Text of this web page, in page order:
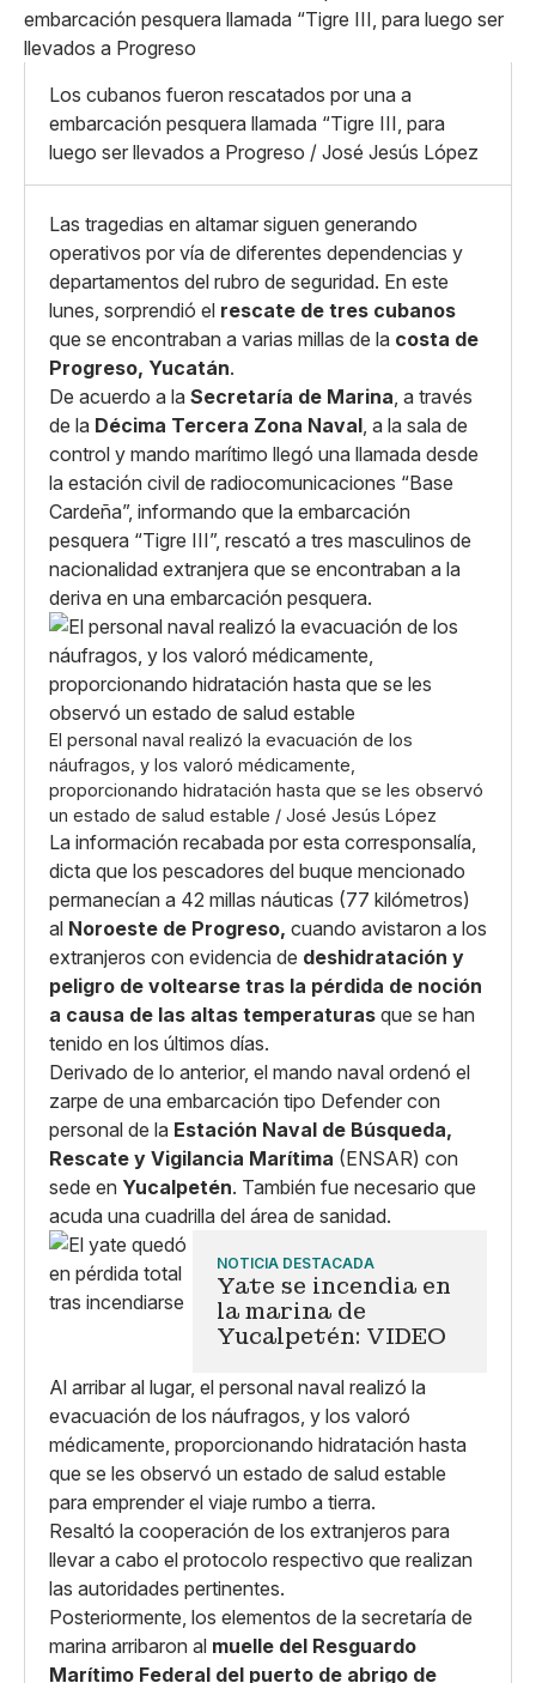
Linkedin
Facebook
X
Whatsapp
Copiar enlace
Pequeño
Mediano
Los cubanos fueron rescatados por una a
embarcación pesquera llamada “Tigre III, para
luego ser llevados a Progreso / José Jesús López
Las tragedias en altamar siguen generando
operativos por vía de diferentes dependencias y
departamentos del rubro de seguridad. En este
lunes, sorprendió el rescate de tres cubanos
que se encontraban a varias millas de la costa de
Progreso, Yucatán.
De acuerdo a la Secretaría de Marina, a través
de la Décima Tercera Zona Naval, a la sala de
control y mando marítimo llegó una llamada desde
la estación civil de radiocomunicaciones “Base
Cardeña”, informando que la embarcación
pesquera “Tigre III”, rescató a tres masculinos de
nacionalidad extranjera que se encontraban a la
deriva en una embarcación pesquera.
El personal naval realizó la evacuación de los
náufragos, y los valoró médicamente,
proporcionando hidratación hasta que se les observó
un estado de salud estable / José Jesús López
La información recabada por esta corresponsalía,
dicta que los pescadores del buque mencionado
permanecían a 42 millas náuticas (77 kilómetros)
al Noroeste de Progreso, cuando avistaron a los
extranjeros con evidencia de deshidratación y
peligro de voltearse tras la pérdida de noción
a causa de las altas temperaturas que se han
tenido en los últimos días.
Derivado de lo anterior, el mando naval ordenó el
zarpe de una embarcación tipo Defender con
personal de la Estación Naval de Búsqueda,
Rescate y Vigilancia Marítima (ENSAR) con
sede en Yucalpetén. También fue necesario que
acuda una cuadrilla del área de sanidad.
NOTICIA DESTACADA
Yate se incendia en
la marina de
Yucalpetén: VIDEO
Al arribar al lugar, el personal naval realizó la
evacuación de los náufragos, y los valoró
médicamente, proporcionando hidratación hasta
que se les observó un estado de salud estable
para emprender el viaje rumbo a tierra.
Resaltó la cooperación de los extranjeros para
llevar a cabo el protocolo respectivo que realizan
las autoridades pertinentes.
Posteriormente, los elementos de la secretaría de
marina arribaron al muelle del Resguardo
Marítimo Federal del puerto de abrigo de